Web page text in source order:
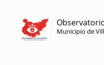
Municipio de